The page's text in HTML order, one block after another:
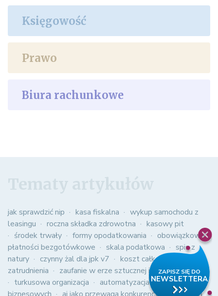
Księgowość
Prawo
Biura rachunkowe
jak sprawdzić nip kasa fiskalna
wykup samochodu z
leasingu
roczna składka zdrowotna
kasowy pit
środek trwały
formy opodatkowania
obowiązkowe
płatności bezgotówkowe
skala podatkowa
spis z
natury
czynny żal dla jpk v7
koszt całkowity
zatrudnienia
zaufanie w erze sztucznej inteligencji
turkusowa organizacja
automatyzacja procesów